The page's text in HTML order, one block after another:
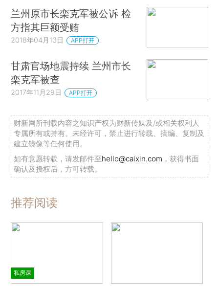
兰州原市长栾克军被公诉 检
方指其巨额受贿
2018年04月13日 APP打开
甘肃官场地震持续 兰州市长
栾克军被查
2017年11月29日 APP打开
财新网所刊载内容之知识产权为财新传媒及/或相关权利人
专属所有或持有。未经许可，禁止进行转载、摘编、复制及
建立镜像等任何使用。
如有意愿转载，请发邮件至hello@caixin.com ，获得书面
确认及授权后，方可转载。
推荐阅读
私房课